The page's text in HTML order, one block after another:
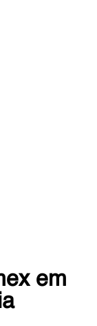
em